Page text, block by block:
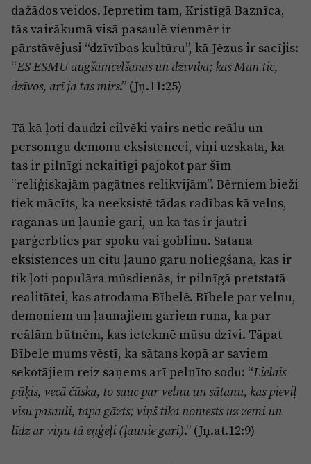
dažādos veidos. Iepretim tam, Kristīgā Baznīca,
tās vairākumā visā pasaulē vienmēr ir
pārstāvējusi “dzīvības kultūru”, kā Jēzus ir sacījis:
“ES ESMU augšāmcelšanās un dzīvība; kas Man tic,
dzīvos, arī ja tas mirs.” (Jņ.11:25)
Tā kā ļoti daudzi cilvēki vairs netic reālu un
personīgu dēmonu eksistencei, viņi uzskata, ka
tas ir pilnīgi nekaitīgi pajokot par šīm
“reliģiskajām pagātnes relikvijām”. Bērniem bieži
tiek mācīts, ka neeksistē tādas radības kā velns,
raganas un ļaunie gari, un ka tas ir jautri
pārģērbties par spoku vai goblinu. Sātana
eksistences un citu ļauno garu noliegšana, kas ir
tik ļoti populāra mūsdienās, ir pilnīgā pretstatā
realitātei, kas atrodama Bībelē. Bībele par velnu,
dēmoniem un ļaunajiem gariem runā, kā par
reālām būtnēm, kas ietekmē mūsu dzīvi. Tāpat
Bībele mums vēstī, ka sātans kopā ar saviem
sekotājiem reiz saņems arī pelnīto sodu: “Lielais
pūķis, vecā čūska, to sauc par velnu un sātanu, kas pieviļ
visu pasauli, tapa gāzts; viņš tika nomests uz zemi un
līdz ar viņu tā eņģeļi (ļaunie gari).” (Jņ.at.12:9)